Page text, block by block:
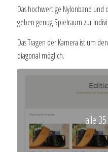
Das hochwertige Nylonband
geben genug Spielraum zur
Das Tragen der Kamera ist um
diagonal möglich.
alle